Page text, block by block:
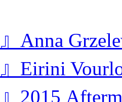
Anna
』Eirini
2015